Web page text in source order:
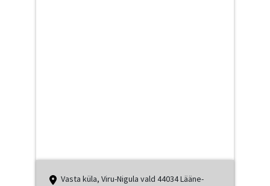
Vasta küla, Viru-Nigula vald 44034 Lääne-